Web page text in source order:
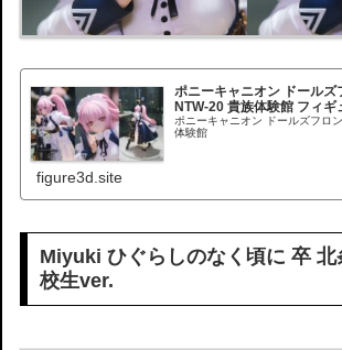
ポニーキャニオン ドールズ
NTW-20 貴族体験館 フィギ
ポニーキャニオン ドールズフロ
体験館
figure3d.site
Miyuki ひぐらしのなく頃に 卒 北
校生ver.